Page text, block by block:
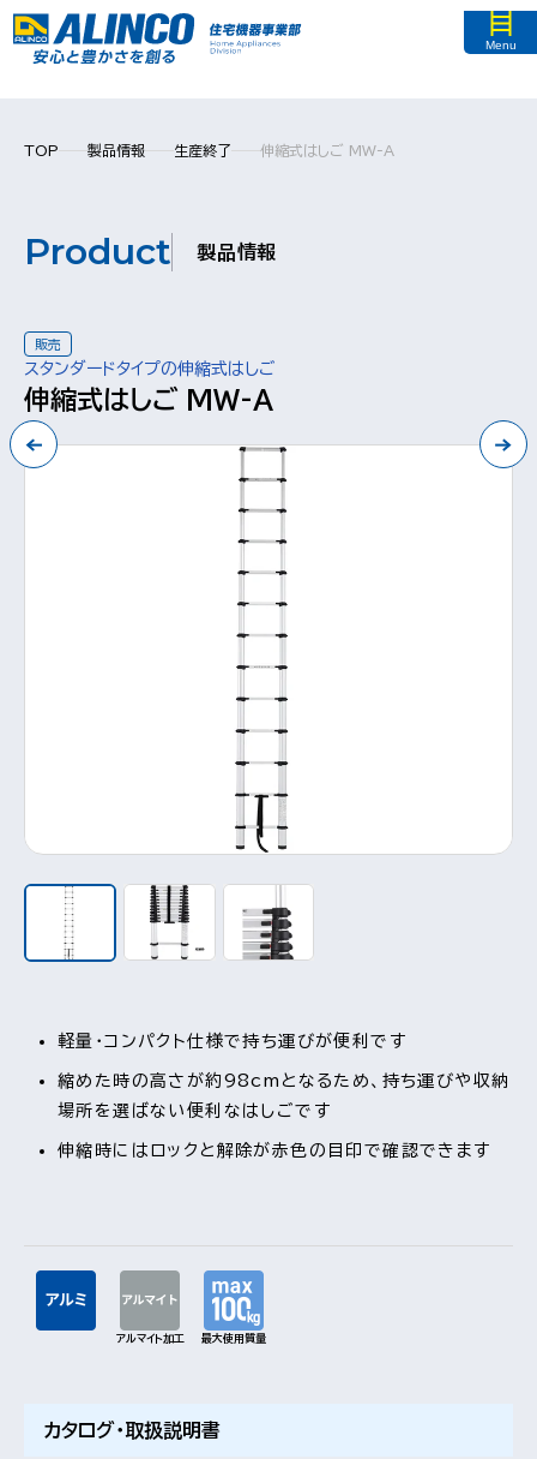
Menu
TOP 製品情報 生産終了 伸縮式はしご MW-A
Product 製品情報
販売
スタンダードタイプの伸縮式はしご
伸縮式はしご MW-A
軽量・コンパクト仕様で持ち運びが便利です
縮めた時の高さが約98cmとなるため、持ち運びや収納
場所を選ばない便利なはしごです
伸縮時にはロックと解除が赤色の目印で確認できます
アルマイト加工 最大使用質量
カタログ・取扱説明書